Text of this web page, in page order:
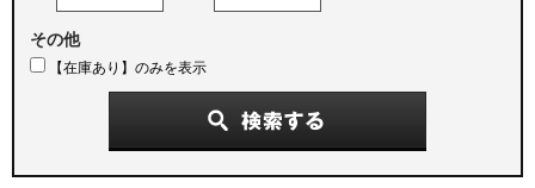
その他
【在庫あり】のみを表示